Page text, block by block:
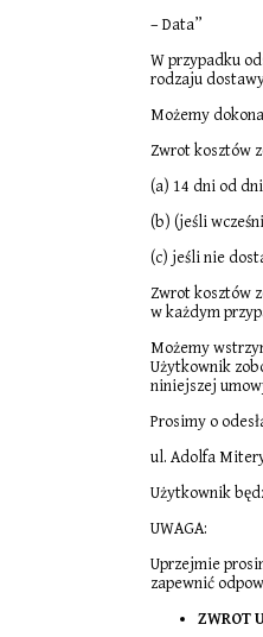
– Data”
W przypadku
rodzaju
Możemy
Zwrot kosztów
(a) 14 dni od
(b) (jeśli
(c) jeśli nie
Zwrot kosztów
w każdym
Możemy
Użytkownik
niniejszej
Prosimy o
ul. Adolfa
Użytkownik
UWAGA:
Uprzejmie
zapewnić
ZWROT